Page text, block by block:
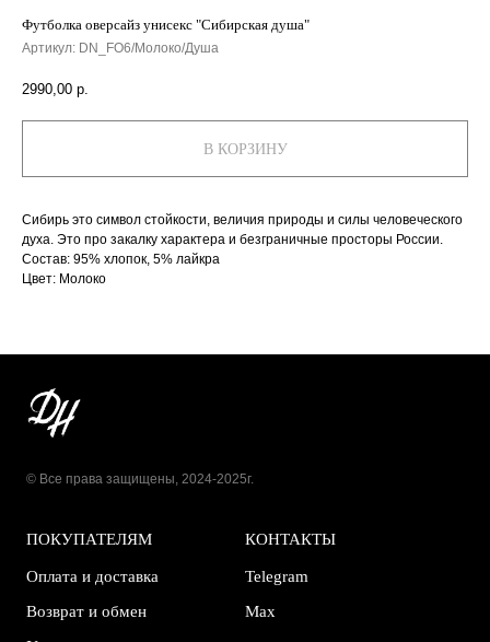
Футболка оверсайз унисекс "Сибирская душа"
Артикул: DN_FO6/Молоко/Душа
2990,00 р.
В КОРЗИНУ
Сибирь это символ стойкости, величия природы и силы человеческого
духа. Это про закалку характера и безграничные просторы России.
Состав: 95% хлопок, 5% лайкра
Цвет: Молоко
© Все права защищены, 2024-2025г.
ПОКУПАТЕЛЯМ
Оплата и доставка
Возврат и обмен
КОНТАКТЫ
Telegram
Max